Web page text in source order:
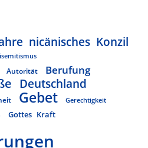
nicänisches Konzil
Autorität Berufung
Deutschland
Gebet Gerechtigkeit
Gottes Kraft